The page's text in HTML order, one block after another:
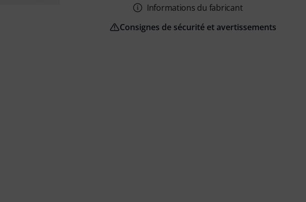
Informations du fabricant
Consignes de sécurité et avertissements